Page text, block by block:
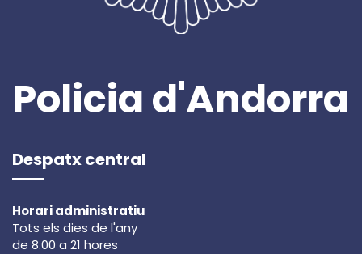
Policia d'Andorra
Despatx central
Horari administratiu
Tots els dies de l'any
de 8.00 a 21 hores